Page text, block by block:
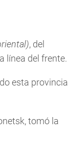
, del
línea del frente.
esta provincia
tomó la